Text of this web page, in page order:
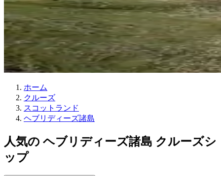
ホーム
クルーズ
スコットランド
ヘブリディーズ諸島
人気の ヘブリディーズ諸島 クルーズシ
ップ